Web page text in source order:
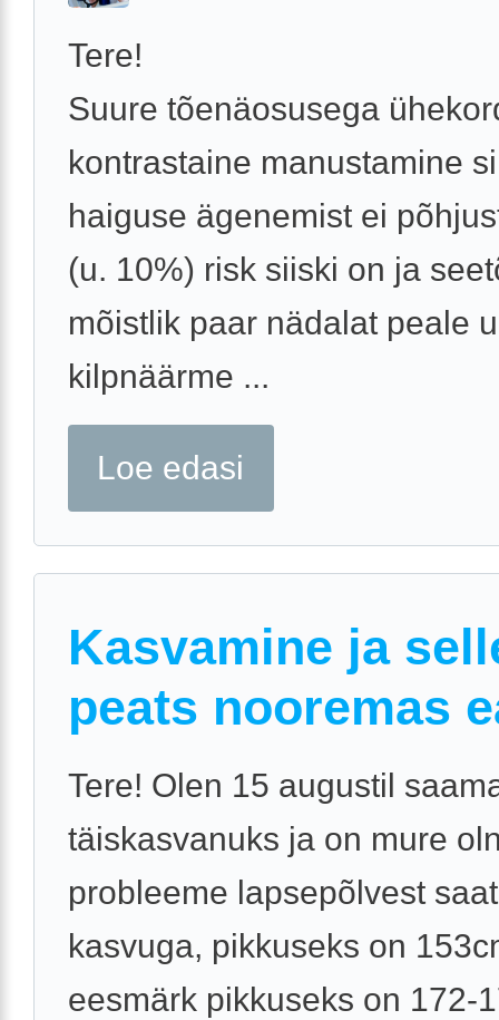
Tere!
Suure tõenäosusega
kontrastaine manustamine
haiguse ägenemist ei
(u. 10%) risk siiski on ja
mõistlik paar nädalat peale
kilpnäärme ...
Loe edasi
Kasvamine ja
peats nooremas
Tere! Olen 15 augustil
täiskasvanuks ja on mure
probleeme lapsepõlvest
kasvuga, pikkuseks on
eesmärk pikkuseks on 172-